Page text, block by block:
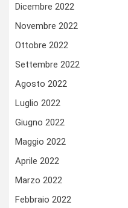
Dicembre 2022
Novembre 2022
Ottobre 2022
Settembre 2022
Agosto 2022
Luglio 2022
Giugno 2022
Maggio 2022
Aprile 2022
Marzo 2022
Febbraio 2022